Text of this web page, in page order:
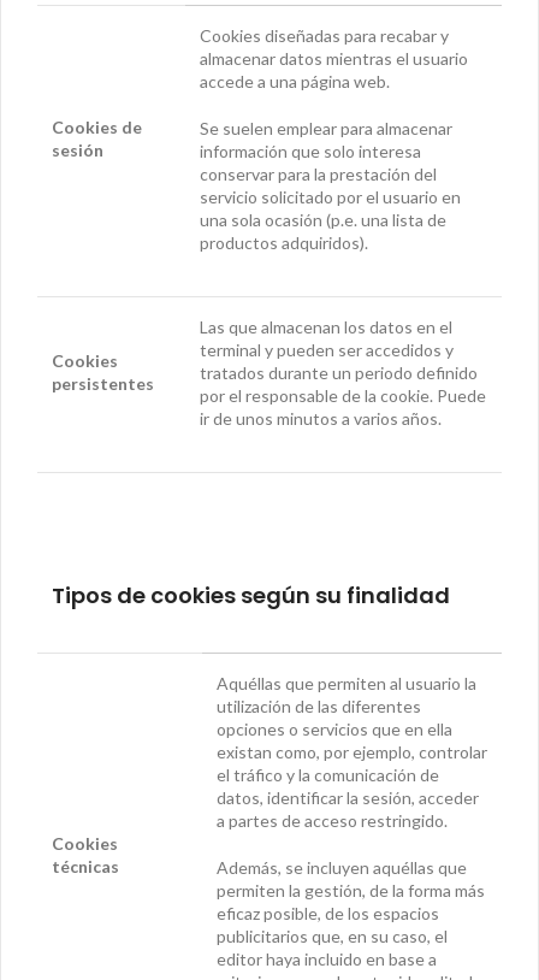
Cookies de
sesión
Cookies diseñadas para recabar y
almacenar datos mientras el usuario
accede a una página web.
Se suelen emplear para almacenar
información que solo interesa
conservar para la prestación del
servicio solicitado por el usuario en
una sola ocasión (p.e. una lista de
productos adquiridos).
Cookies
persistentes
Las que almacenan los datos en el
terminal y pueden ser accedidos y
tratados durante un periodo definido
por el responsable de la cookie. Puede
ir de unos minutos a varios años.
Tipos de cookies según su finalidad
Cookies
técnicas
Aquéllas que permiten al usuario la
utilización de las diferentes
opciones o servicios que en ella
existan como, por ejemplo, controlar
el tráfico y la comunicación de
datos, identificar la sesión, acceder
a partes de acceso restringido.
Además, se incluyen aquéllas que
permiten la gestión, de la forma más
eficaz posible, de los espacios
publicitarios que, en su caso, el
editor haya incluido en base a